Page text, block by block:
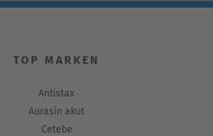
TOP MARKEN
Antistax
Aurasin akut
Cetebe